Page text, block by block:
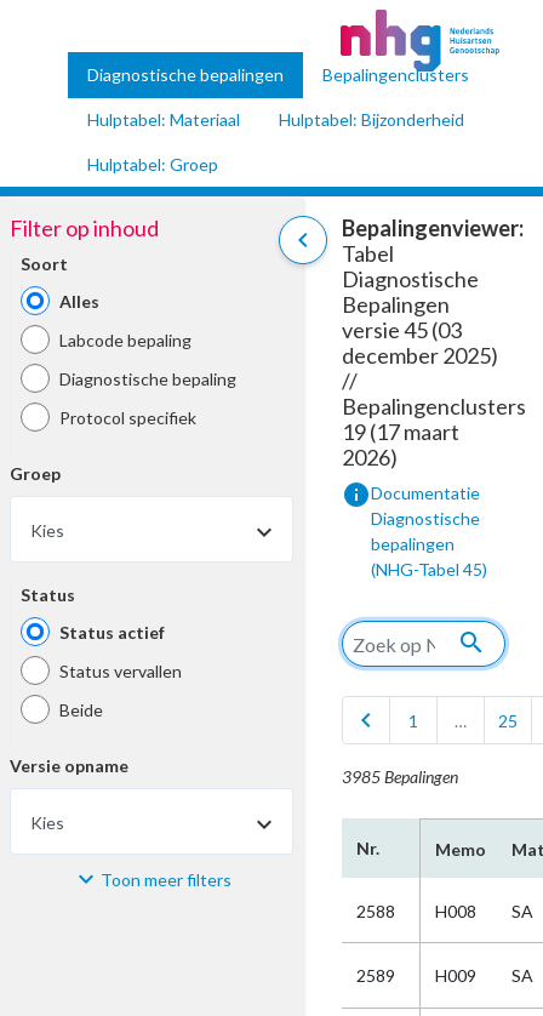
Diagnostische bepalingen Bepalingenclusters
Hulptabel: Materiaal Hulptabel: Bijzonderheid
Hulptabel: Groep
chevron_left
Filter op inhoud
Soort
Alles
Labcode bepaling
Diagnostische bepaling
Protocol specifiek
Groep
Kies
Status
Status actief
Status vervallen
Beide
Versie opname
Kies
Materiaal Toon meer filters
Bepalingenviewer:
Tabel
Diagnostische
Bepalingen
versie 45 (03
december 2025)
//
Bepalingenclusters
19 (17 maart
2026)
infoDocumentatie
Diagnostische
bepalingen
(NHG-Tabel 45)
search
chevron_left 1 … 25
3985 Bepalingen
Nr. Memo
2588 H008 SA
2589 H009 SA